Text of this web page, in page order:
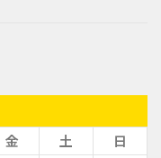
金 土
日